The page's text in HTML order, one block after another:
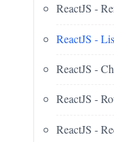
ReactJS -
ReactJS -
ReactJS -
ReactJS -
ReactJS -